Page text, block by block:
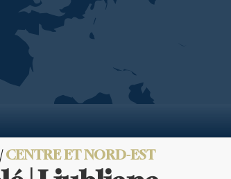
CENTRE ET NORD-EST